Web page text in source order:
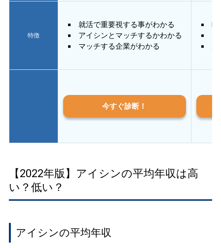
特徴
就活で重要視する事がわかる
アイシンとマッチするかわかる
マッチする企業がわかる
質
今すぐ診断！
【2022年版】アイシンの平均年収は高
い？低い？
アイシンの平均年収